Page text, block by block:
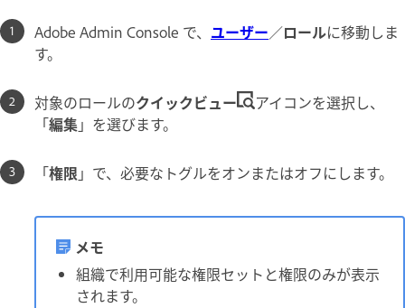
Adobe Admin Console で、 ユーザー／ロールに移動しま
す。
対象のロールのクイックビュー
アイコンを選択し、
「編集」を選びます。
「権限 」で、必要なトグルをオンまたはオフにします。
メモ
組織で利用可能な権限セットと権限のみが表示
されます。